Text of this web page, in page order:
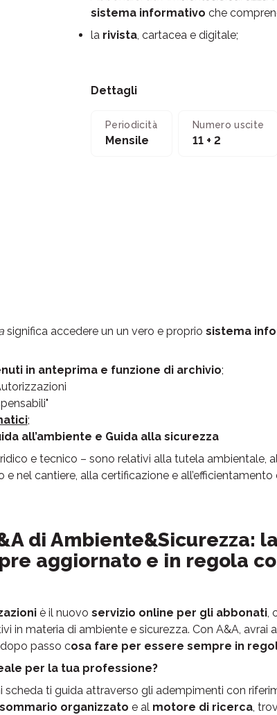
sistema informativo che
la rivista, cartacea e digitale;
Dettagli
Periodicità
Mensile
Numero uscite
11 + 2
significa accedere un un vero e proprio sistema
in anteprima e funzione di archivio;
;
all’ambiente e Guida alla sicurezza
e tecnico – sono relativi alla tutela ambientale,
e nel cantiere, alla certificazione e all’efficientamento
di Ambiente&Sicurezza:
aggiornato e in regola
è il nuovo servizio online per gli abbonati,
in materia di ambiente e sicurezza. Con A&A, avrai
passo cosa fare per essere sempre in
per la tua professione?
scheda ti guida attraverso gli adempimenti con
sommario organizzato e al motore di ricerca,